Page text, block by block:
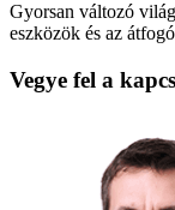
Gyorsan változó
eszközök és az
Vegye fel a